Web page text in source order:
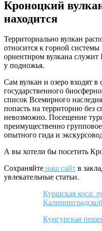
Кроноцкий
находится
Территориально вулкан
относится к горной
ориентиром вулкана
у подножья.
Сам вулкан и озеро входят в
государственного
список Всемирного
попасть на территорию без
невозможно. Посещение
преимущественно
опытного гида и
А вы хотели бы посетить
Сохраняйте наш сайт в
увлекательные статьи.
Куршская коса:
Кунгурская